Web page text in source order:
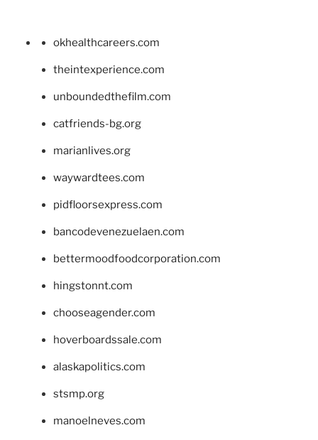
okhealthcareers.com
theintexperience.com
unboundedthefilm.com
catfriends-bg.org
marianlives.org
waywardtees.com
pidfloorsexpress.com
bancodevenezuelaen.com
bettermoodfoodcorporation.com
hingstonnt.com
chooseagender.com
hoverboardssale.com
alaskapolitics.com
stsmp.org
manoelneves.com